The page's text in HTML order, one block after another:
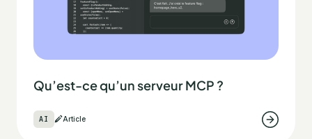
Qu’est-ce qu’un serveur MCP ?
AI Article